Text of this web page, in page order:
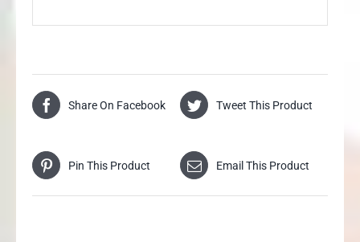
Share On Facebook Tweet This Product
Pin This Product Email This Product